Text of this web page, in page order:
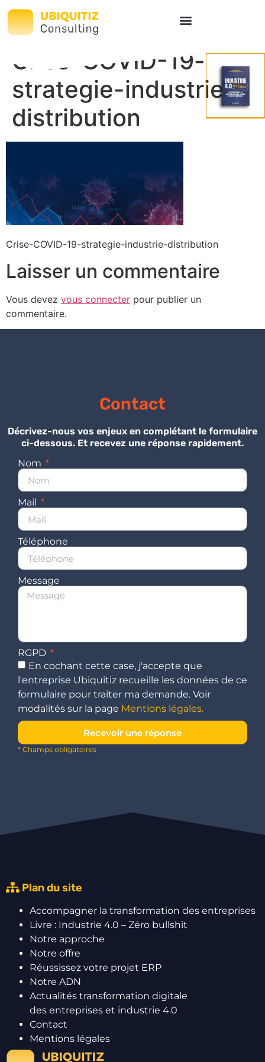
Crise-COVID-19-
strategie-industrie-
distribution
Crise-COVID-19-strategie-industrie-distribution
Laisser un commentaire
Vous devez vous connecter pour publier un
commentaire.
Contact
Décrivez-nous vos enjeux en complétant le formulaire
ci-dessous. Et recevez une réponse rapidement.
Nom
Mail
Téléphone
Message
RGPD
En cochant cette case, j'accepte que
l'entreprise Ubiquitiz recueille les données de ce
formulaire pour traiter ma demande. Voir
modalités sur la page Mentions légales.
Recevoir une réponse
* Champs obligatoires
Plan du site
Accompagner la transformation des entreprises
Livre : Industrie 4.0 – Zéro bullshit
Notre approche
Notre offre
Réussissez votre projet ERP
Notre ADN
Actualités transformation digitale
des entreprises et industrie 4.0
Contact
Mentions légales